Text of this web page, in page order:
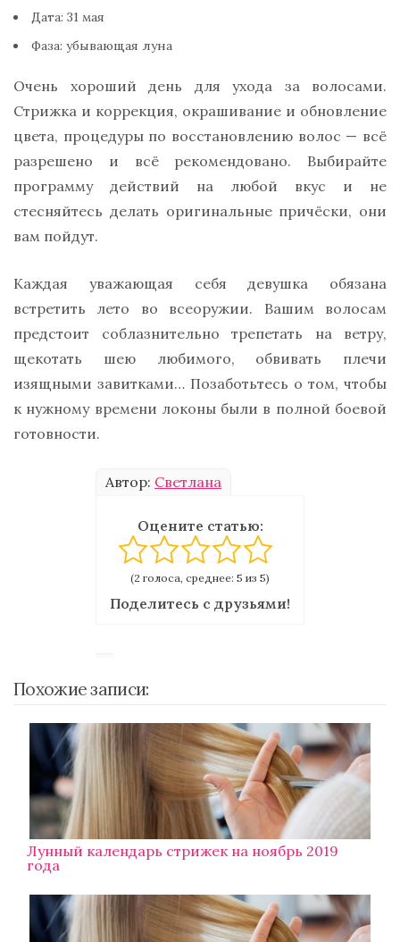
Дата: 31 мая
Фаза: убывающая луна
Очень хороший день для ухода за волосами.
Стрижка и коррекция, окрашивание и обновление
цвета, процедуры по восстановлению волос — всё
разрешено и всё рекомендовано. Выбирайте
программу действий на любой вкус и не
стесняйтесь делать оригинальные причёски, они
вам пойдут.
Каждая уважающая себя девушка обязана
встретить лето во всеоружии. Вашим волосам
предстоит соблазнительно трепетать на ветру,
щекотать шею любимого, обвивать плечи
изящными завитками… Позаботьтесь о том, чтобы
к нужному времени локоны были в полной боевой
готовности.
Автор: Светлана
Оцените статью:
(2 голоса, среднее: 5 из 5)
Поделитесь с друзьями!
Похожие записи:
Лунный календарь стрижек на ноябрь 2019
года